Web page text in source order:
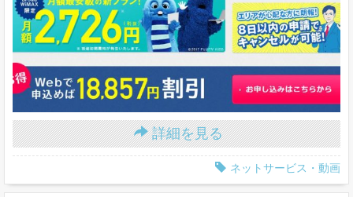
詳細を見る
ネットサービス・動画